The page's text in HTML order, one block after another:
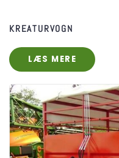
KREATURVOGN
LÆS MERE